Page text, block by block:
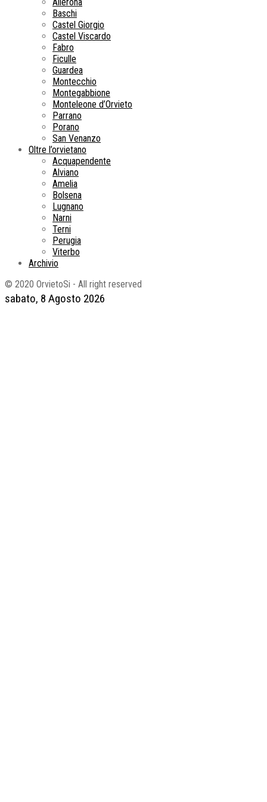
sabato, 8 Agosto 2026
Baschi
Castel Giorgio
Castel Viscardo
Fabro
Ficulle
Guardea
Montecchio
Montegabbione
Monteleone d’Orvieto
Parrano
Porano
San Venanzo
Oltre l’orvietano
Acquapendente
Alviano
Amelia
Bolsena
Lugnano
Narni
Terni
Perugia
Viterbo
Archivio
© 2020 OrvietoSi - All right reserved